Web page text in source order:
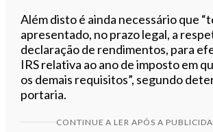
Além disto é ainda necessário que
apresentado, no prazo legal, a
declaração de rendimentos, para
IRS relativa ao ano de imposto em
os demais requisitos”, segundo
portaria.
CONTINUE A LER APÓS A